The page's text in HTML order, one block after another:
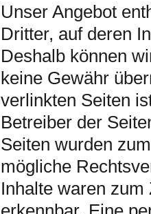
Unser Angebot
Dritter, auf deren
Deshalb können
keine Gewähr
verlinkten Seiten
Betreiber der
Seiten wurden
mögliche
Inhalte waren